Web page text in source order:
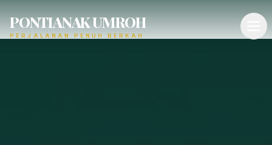
PONTIANAK UMROH
PERJALANAN PENUH BERKAH